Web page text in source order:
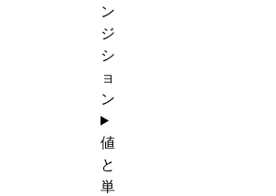
ン
ジ
シ
ョ
ン
値
と
単